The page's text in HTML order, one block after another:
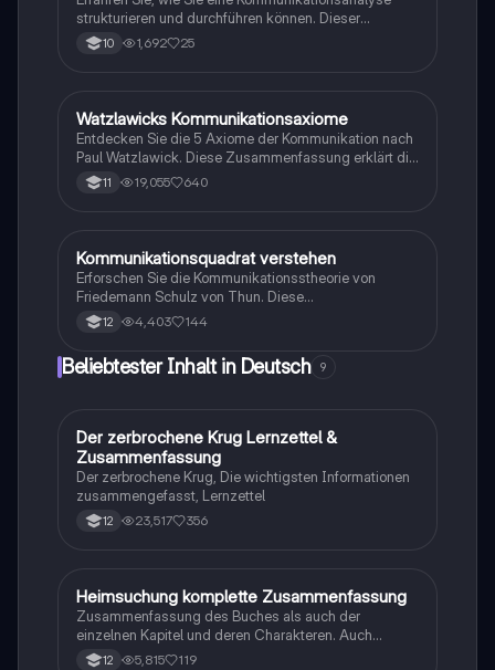
strukturieren und durchführen können. Dieser
Leitfaden behandelt den Aufbau einer Analyse, die
Anwendung des Kommunikationsquadrats nach
Fähigkeiten in der Kommunikationsanalyse vertiefen
möchten.
10 1,692 25
Deutsch
Watzlawicks Kommunikationsaxiome
Entdecken Sie die 5 Axiome der Kommunikation nach
Paul Watzlawick. Diese Zusammenfassung erklärt die
Axiome, ihre Bedeutung und bietet anschauliche
Beispiele, um Missverständnisse und Konflikte in der
11 19,055 640
Deutsch
Kommunikationsquadrat verstehen
Erforschen Sie die Kommunikationsstheorie von
Friedemann Schulz von Thun. Diese
Zusammenfassung erklärt die vier Seiten einer
Nachricht: Selbstkundgabe, Sachinhalt,
Beziehungshinweis und Appell, und illustriert die
Konzepte anhand eines praktischen Beispiels. Ideal
12 4,403 144
Beliebtester Inhalt in Deutsch 9
Deutsch
Der zerbrochene Krug Lernzettel &
Zusammenfassung
Der zerbrochene Krug, Die wichtigsten Informationen
zusammengefasst, Lernzettel
12 23,517 356
Deutsch
Heimsuchung komplette Zusammenfassung
Zusammenfassung des Buches als auch der
einzelnen Kapitel und deren Charakteren. Auch
tabellarisch. Im Unterricht ohne KI erstellt
12 5,815 119